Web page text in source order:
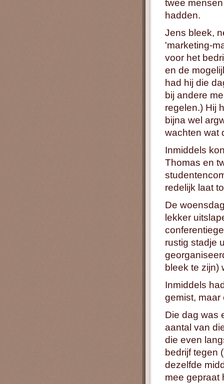
twee
hadden.
Jens bleek,
'marketing-
voor het
en de
had hij die
bij andere
regelen.) Hij
bijna wel
wachten wat
Inmiddels
Thomas en
redelijk laat
De
lekker
rustig stadje
bleek te zijn)
Inmiddels
gemist,
Die dag was
aantal van
die even
bedrijf tegen
dezelfde
mee gepraat